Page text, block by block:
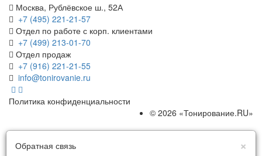
Москва, Рублёвское ш., 52А
+7 (495) 221-21-57
Отдел по работе с корп. клиентами
+7 (499) 213-01-70
Отдел продаж
+7 (916) 221-21-55
info@tonirovanie.ru
Политика конфиденциальности
© 2026 «Тонирование.RU»
×
Обратная связь